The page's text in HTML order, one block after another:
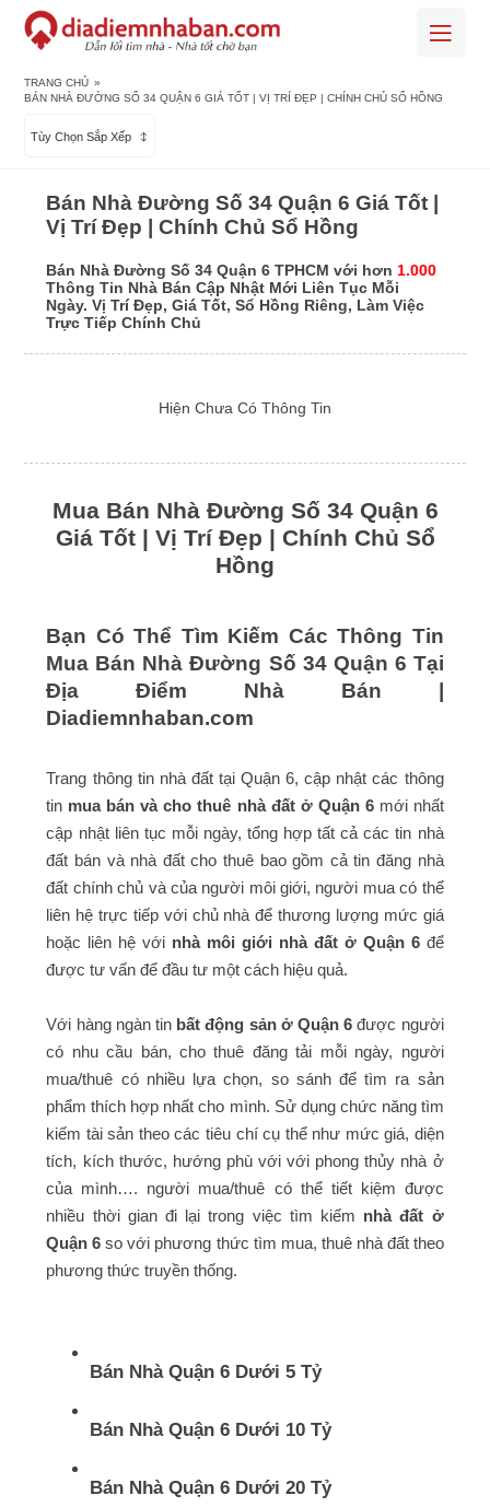
TRANG CHỦ »
BÁN NHÀ ĐƯỜNG SỐ 34 QUẬN 6 GIÁ TỐT | VỊ TRÍ ĐẸP | CHÍNH CHỦ SỔ HỒNG
Tùy Chọn Sắp Xếp
Bán Nhà Đường Số 34 Quận 6 Giá Tốt |
Vị Trí Đẹp | Chính Chủ Sổ Hồng
Bán Nhà Đường Số 34 Quận 6 TPHCM với hơn1.000
Thông Tin Nhà Bán Cập Nhật Mới Liên Tục Mỗi
Ngày. Vị Trí Đẹp, Giá Tốt, Sổ Hồng Riêng, Làm Việc
Trực Tiếp Chính Chủ
Hiện Chưa Có Thông Tin
Mua Bán Nhà Đường Số 34 Quận 6
Giá Tốt | Vị Trí Đẹp | Chính Chủ Sổ
Hồng
Bạn Có Thể Tìm Kiếm Các Thông Tin
Mua Bán Nhà Đường Số 34 Quận 6 Tại
Địa Điểm Nhà Bán |
Diadiemnhaban.com
Trang thông tin nhà đất tại Quận 6, cập nhật các thông
tin mua bán và cho thuê nhà đất ở Quận 6mới nhất
cập nhật liên tục mỗi ngày, tổng hợp tất cả các tin nhà
đất bán và nhà đất cho thuê bao gồm cả tin đăng nhà
đất chính chủ và của người môi giới, người mua có thể
liên hệ trực tiếp với chủ nhà để thương lượng mức giá
hoặc liên hệ với nhà môi giới nhà đất ở Quận 6để
được tư vấn để đầu tư một cách hiệu quả.
Với hàng ngàn tin bất động sản ở Quận 6 được người
có nhu cầu bán, cho thuê đăng tải mỗi ngày, người
mua/thuê có nhiều lựa chọn, so sánh để tìm ra sản
phẩm thích hợp nhất cho mình. Sử dụng chức năng tìm
kiếm tài sản theo các tiêu chí cụ thể như mức giá, diện
tích, kích thước, hướng phù với với phong thủy nhà ở
của mình…. người mua/thuê có thể tiết kiệm được
nhiều thời gian đi lại trong việc tìm kiếm nhà đất ở
Quận 6 so với phương thức tìm mua, thuê nhà đất theo
phương thức truyền thống.
Bán Nhà Quận 6 Dưới 5 Tỷ
Bán Nhà Quận 6 Dưới 10 Tỷ
Bán Nhà Quận 6 Dưới 20 Tỷ